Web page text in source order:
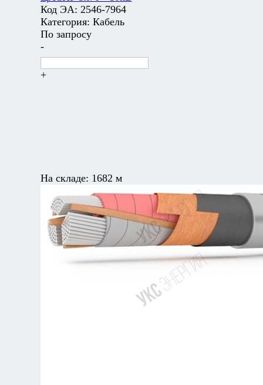
Код ЭА: 2546-7964
Категория: Кабель
По запросу
-
+
На складе: 1682 м